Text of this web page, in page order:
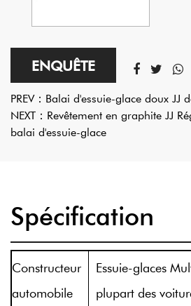
ENQUÊTE
PREV： Balai d'essuie-glace doux JJ
NEXT： Revêtement en graphite JJ
balai d'essuie-glace
Spécification
Constructeur
automobile
Essuie-glaces
plupart des